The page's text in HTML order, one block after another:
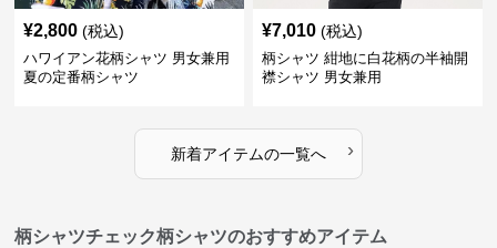
¥2,800 (税込)
ハワイアン花柄シャツ 男女兼用
夏の定番柄シャツ
¥7,010 (税込)
柄シャツ 紺地に白花柄の半袖開
襟シャツ 男女兼用
新着アイテムの一覧へ ›
柄シャツチェック柄シャツのおすすめアイテム